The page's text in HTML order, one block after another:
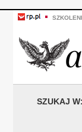
SZUKAJ W: